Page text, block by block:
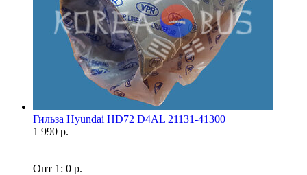
Гильза Hyundai HD72 D4AL 21131-41300
1 990 р.
Опт 1: 0 р.